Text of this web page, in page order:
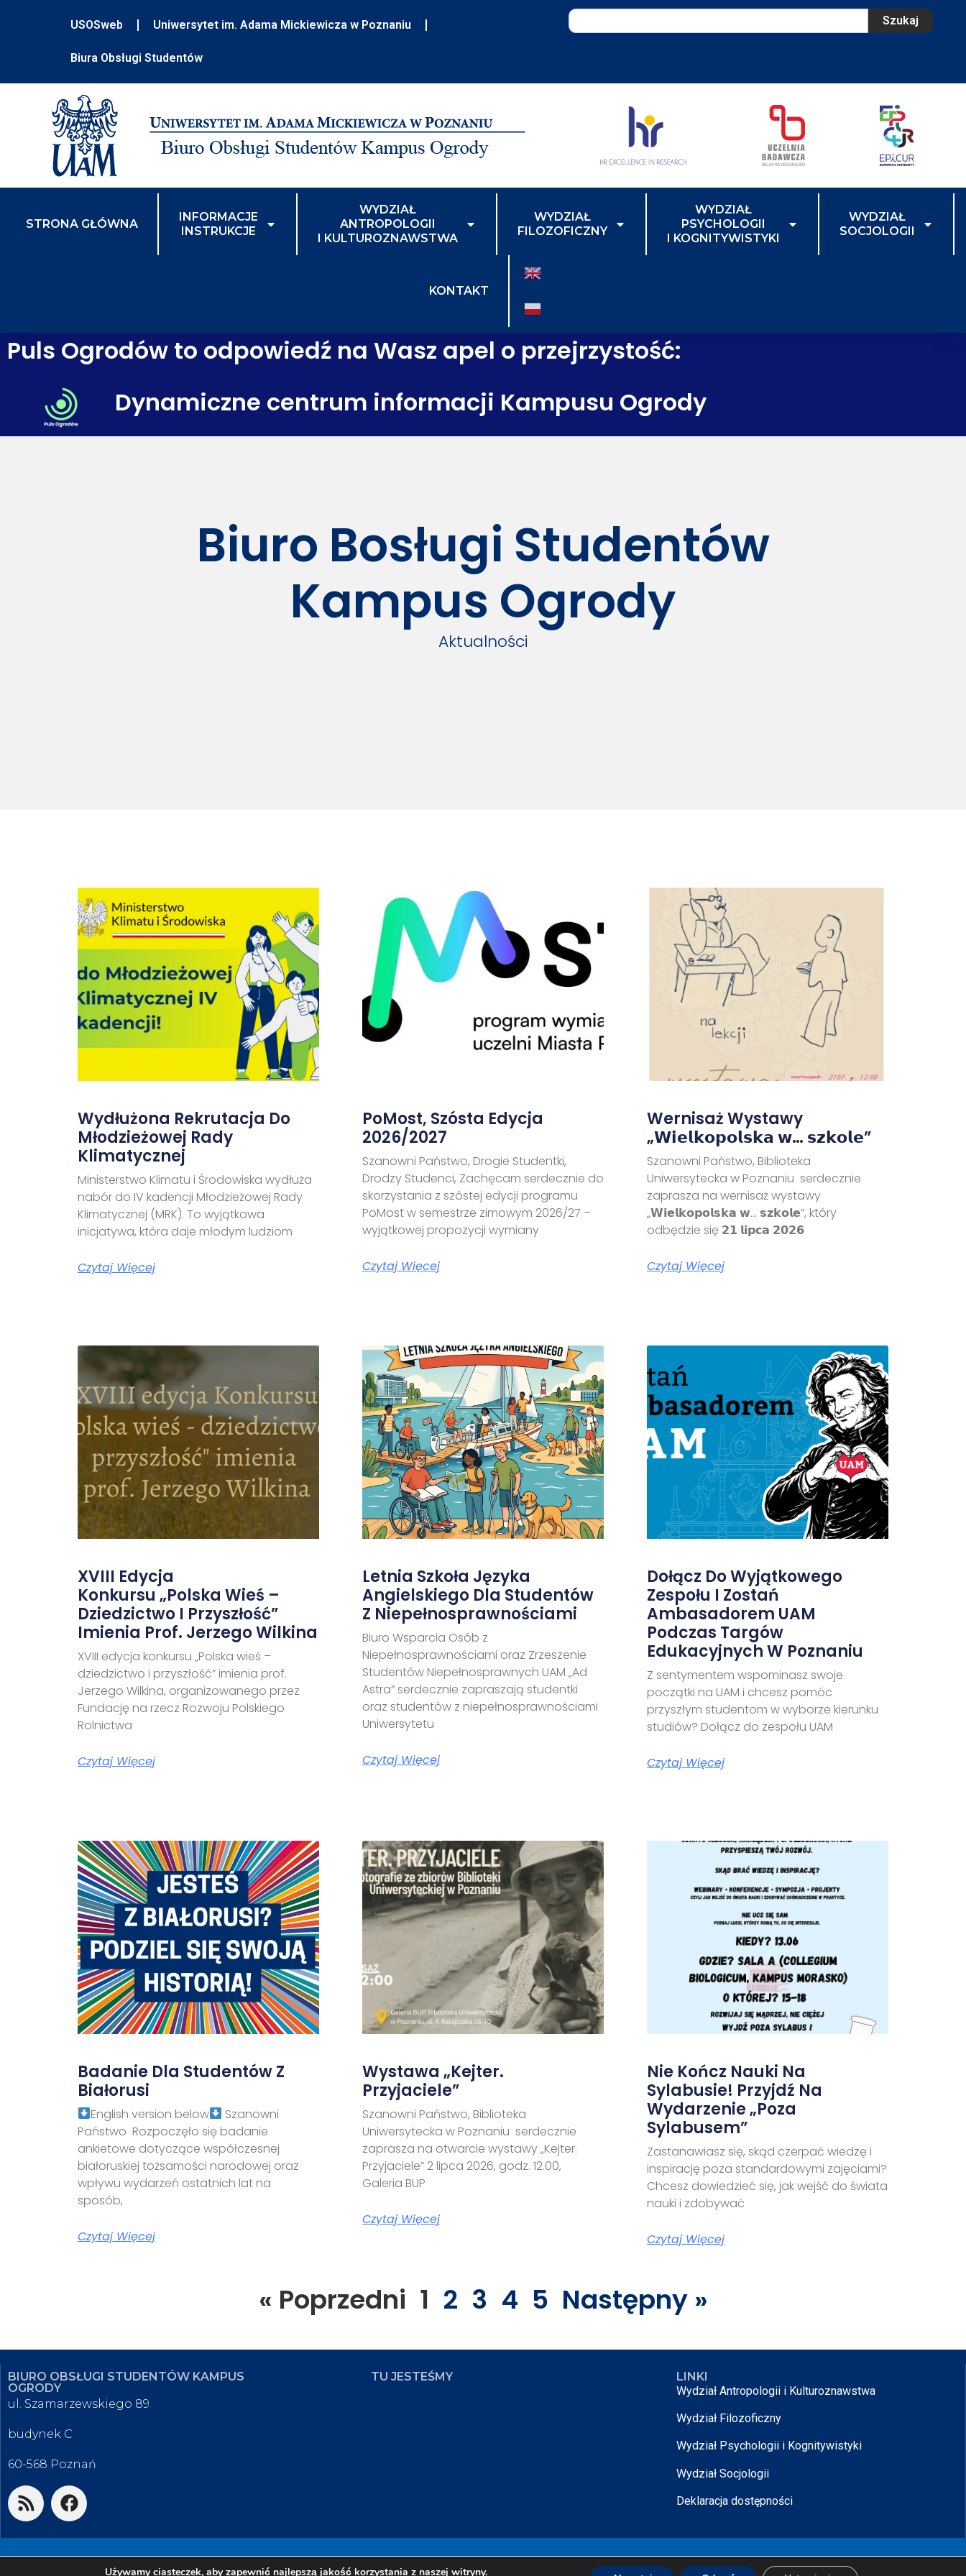
USOSweb Uniwersytet im. Adama Mickiewicza w Poznaniu
Biura Obsługi Studentów
Szukaj
STRONA GŁÓWNA
INFORMACJE
INSTRUKCJE
WYDZIAŁ
ANTROPOLOGII
I KULTUROZNAWSTWA
WYDZIAŁ
FILOZOFICZNY
WYDZIAŁ
PSYCHOLOGII
I KOGNITYWISTYKI
WYDZIAŁ
SOCJOLOGII
KONTAKT
Puls Ogrodów to odpowiedź na Wasz apel o przejrzystość:
Dynamiczne centrum informacji Kampusu Ogrody
Biuro Bosługi Studentów
Kampus Ogrody
Aktualności
Wydłużona Rekrutacja Do
Młodzieżowej Rady
Klimatycznej
Ministerstwo Klimatu i Środowiska wydłuża
nabór do IV kadencji Młodzieżowej Rady
Klimatycznej (MRK). To wyjątkowa
inicjatywa, która daje młodym ludziom
Czytaj Więcej
PoMost, Szósta Edycja
2026/2027
Szanowni Państwo, Drogie Studentki,
Drodzy Studenci, Zachęcam serdecznie do
skorzystania z szóstej edycji programu
PoMost w semestrze zimowym 2026/27 –
wyjątkowej propozycji wymiany
Czytaj Więcej
Wernisaż Wystawy
„𝗪𝗶𝗲𝗹𝗸𝗼𝗽𝗼𝗹𝘀𝗸𝗮 𝘄… 𝘀𝘇𝗸𝗼𝗹𝗲”
Szanowni Państwo, Biblioteka
Uniwersytecka w Poznaniu serdecznie
zaprasza na wernisaż wystawy
„𝗪𝗶𝗲𝗹𝗸𝗼𝗽𝗼𝗹𝘀𝗸𝗮 𝘄… 𝘀𝘇𝗸𝗼𝗹𝗲”, który
odbędzie się 𝟮𝟭 𝗹𝗶𝗽𝗰𝗮 𝟮𝟬𝟮𝟲
Czytaj Więcej
XVIII Edycja
Konkursu „Polska Wieś –
Dziedzictwo I Przyszłość”
Imienia Prof. Jerzego Wilkina
XVIII edycja konkursu „Polska wieś –
dziedzictwo i przyszłość” imienia prof.
Jerzego Wilkina, organizowanego przez
Fundację na rzecz Rozwoju Polskiego
Rolnictwa
Czytaj Więcej
Letnia Szkoła Języka
Angielskiego Dla Studentów
Z Niepełnosprawnościami
Biuro Wsparcia Osób z
Niepełnosprawnościami oraz Zrzeszenie
Studentów Niepełnosprawnych UAM „Ad
Astra” serdecznie zapraszają studentki
oraz studentów z niepełnosprawnościami
Uniwersytetu
Czytaj Więcej
Dołącz Do Wyjątkowego
Zespołu I Zostań
Ambasadorem UAM
Podczas Targów
Edukacyjnych W Poznaniu
Z sentymentem wspominasz swoje
początki na UAM i chcesz pomóc
przyszłym studentom w wyborze kierunku
studiów? Dołącz do zespołu UAM
Czytaj Więcej
Badanie Dla Studentów Z
Białorusi
English version below
Szanowni
Państwo Rozpoczęło się badanie
ankietowe dotyczące współczesnej
białoruskiej tożsamości narodowej oraz
wpływu wydarzeń ostatnich lat na
sposób,
Czytaj Więcej
Wystawa „Kejter.
Przyjaciele”
Szanowni Państwo, Biblioteka
Uniwersytecka w Poznaniu serdecznie
zaprasza na otwarcie wystawy „Kejter.
Przyjaciele” 2 lipca 2026, godz. 12.00,
Galeria BUP
Czytaj Więcej
Nie Kończ Nauki Na
Sylabusie! Przyjdź Na
Wydarzenie „Poza
Sylabusem”
Zastanawiasz się, skąd czerpać wiedzę i
inspirację poza standardowymi zajęciami?
Chcesz dowiedzieć się, jak wejść do świata
nauki i zdobywać
Czytaj Więcej
« Poprzedni 1 2 3 4 5 Następny »
BIURO OBSŁUGI STUDENTÓW KAMPUS
OGRODY
ul. Szamarzewskiego 89
budynek C
60-568 Poznań
TU JESTEŚMY
LINKI
Wydział Antropologii i Kulturoznawstwa
Wydział Filozoficzny
Wydział Psychologii i Kognitywistyki
Wydział Socjologii
Deklaracja dostępności
© 2026 Biuro Obsługi Studentów Kampus
Zaprojektowane przezNikodem Kałek
Używamy ciasteczek, aby zapewnić najlepszą jakość korzystania z naszej witryny.